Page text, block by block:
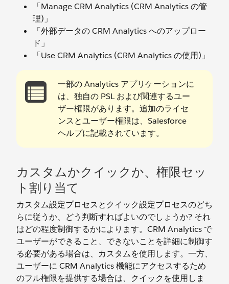
「Manage CRM Analytics (CRM Analytics の管
理)」
「外部データの CRM Analytics へのアップロー
ド」
「Use CRM Analytics (CRM Analytics の使用)」
一部の Analytics アプリケーションに
は、独自の PSL および関連するユー
ザー権限があります。追加のライセ
ンスとユーザー権限は、Salesforce
ヘルプに記載されています。
カスタムかクイックか、権限セッ
ト割り当て
カスタム設定プロセスとクイック設定プロセスのどち
らに従うか、どう判断すればよいのでしょうか? それ
はどの程度制御するかによります。CRM Analytics で
ユーザーができること、できないことを詳細に制御す
る必要がある場合は、カスタムを使用します。一方、
ユーザーに CRM Analytics 機能にアクセスするため
のフル権限を提供する場合は、クイックを使用しま